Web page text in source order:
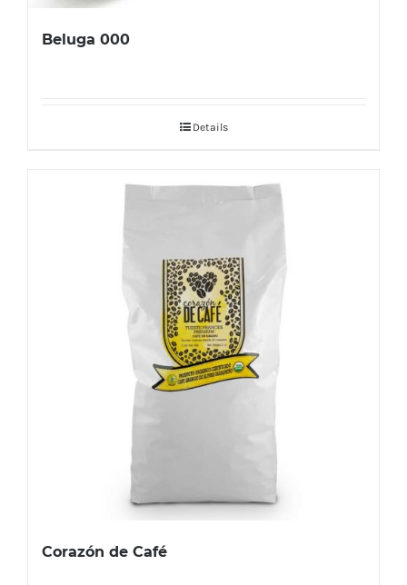
Beluga 000
Details
Corazón de Café